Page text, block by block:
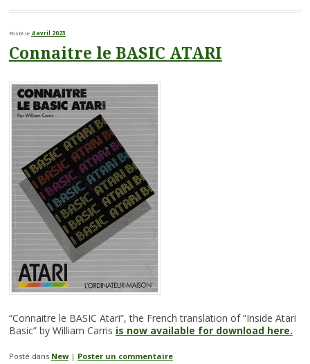
Posté le 4 avril 2023
Connaitre le BASIC ATARI
“Connaitre le BASIC Atari”, the French translation of “Inside Atari
Basic” by William Carris is now available for download here.
Posté dans New | Poster un commentaire